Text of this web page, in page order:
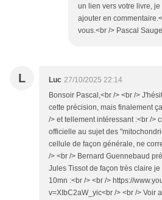
un lien vers votre livre,
ajouter en
vous.<br /> Pascal
L Luc 27/10/2025 22:14
Bonsoir Pascal,<br /> <br />
cette précision, mais finalement
/> et tellement intéressant :<br />
officielle au sujet des
cellule de façon générale, ne
/> <br /> Bernard Guennebaud
Jules Tissot de façon très claire
10mn :<br /> <br /> https://
v=XIbC2aW_yic<br /> <br /> Voir